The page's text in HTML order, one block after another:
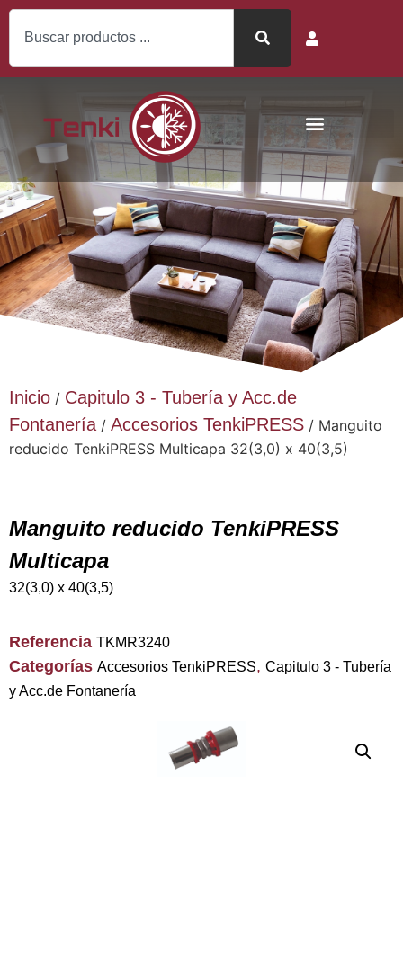
Inicio / Capitulo 3 - Tubería y Acc.de
Fontanería/ Accesorios TenkiPRESS / Manguito
reducido TenkiPRESS Multicapa 32(3,0) x 40(3,5)
Manguito reducido TenkiPRESS
Multicapa
32(3,0) x 40(3,5)
Referencia TKMR3240
Categorías Accesorios TenkiPRESS, Capitulo 3 - Tubería
y Acc.de Fontanería